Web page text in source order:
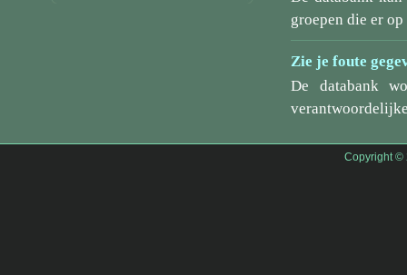
groepen die er
Zie je foute
De databank
Copyright ©